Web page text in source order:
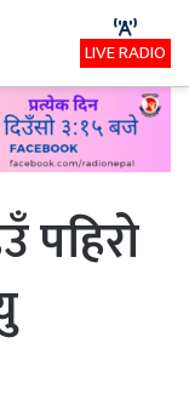
LIVE RADIO
पहिरो